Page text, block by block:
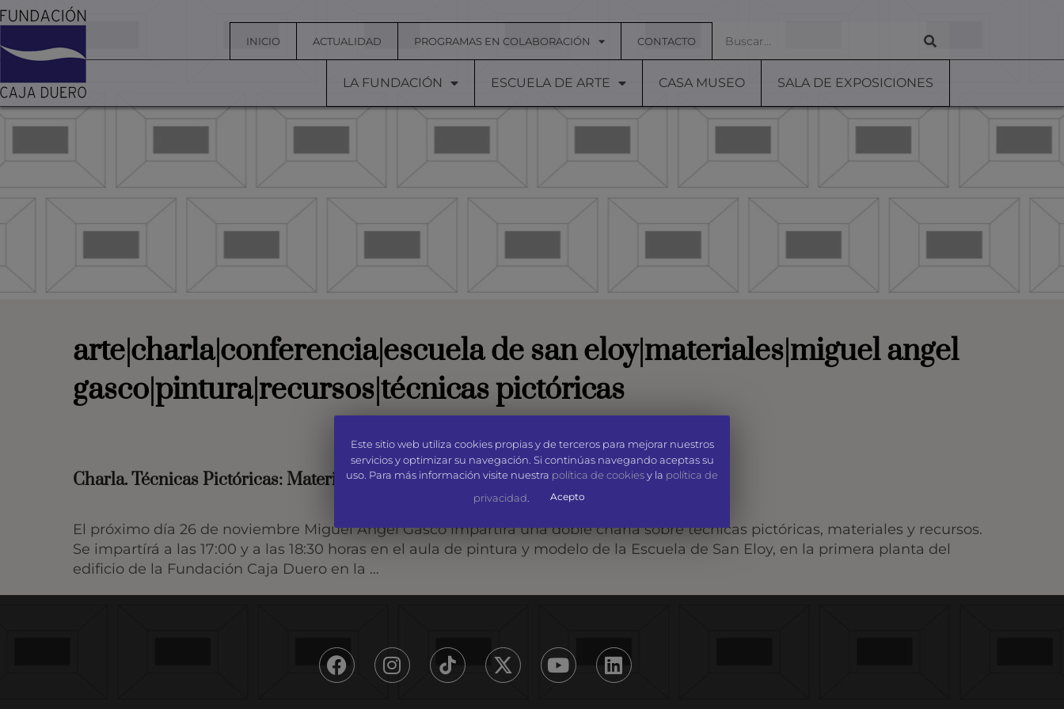
INICIO ACTUALIDAD PROGRAMAS EN COLABORACIÓN CONTACTO
LA FUNDACIÓN ESCUELA DE ARTE CASA MUSEO SALA DE EXPOSICIONES
arte|charla|conferencia|escuela de san eloy|materiales|miguel angel
gasco|pintura|recursos|técnicas pictóricas
Charla. Técnicas Pictóricas: Materiales y Recursos
El próximo día 26 de noviembre Miguel Ángel Gasco impartirá una doble charla sobre técnicas pictóricas, materiales y recursos.
Se impartírá a las 17:00 y a las 18:30 horas en el aula de pintura y modelo de la Escuela de San Eloy, en la primera planta del
edificio de la Fundación Caja Duero en la …
Este sitio web utiliza cookies propias y de terceros para mejorar nuestros
servicios y optimizar su navegación. Si continúas navegando aceptas su
uso. Para más información visite nuestra política de cookiesy la política de
privacidad
Acepto